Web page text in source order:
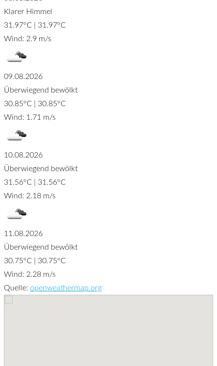
Klarer Himmel
31.97°C | 31.97°C
Wind: 2.9 m/s
09.08.2026
Überwiegend bewölkt
30.85°C | 30.85°C
Wind: 1.71 m/s
10.08.2026
Überwiegend bewölkt
31.56°C | 31.56°C
Wind: 2.18 m/s
11.08.2026
Überwiegend bewölkt
30.75°C | 30.75°C
Wind: 2.28 m/s
Quelle: openweathermap.org